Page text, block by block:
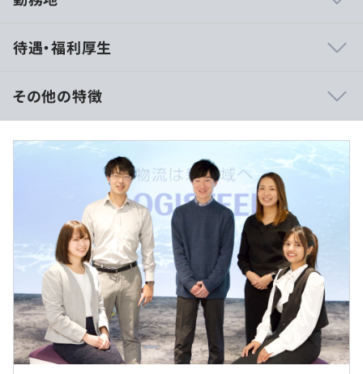
（2022年10月新設）
これまでロジスティードグループ内で試行錯誤/現場実験
を繰り返してきた最先端物流システムを、今後拡販/外部
へのシステム導入を進めいくために、新所課を設立し新し
い仲間を募集しております。
社内の選りすぐりのメンバーに加え、ロボティクス・AI・
データ分析・java開発・PM経験など様々な武器を持った
中途社員も交え、多様性のある組織風土となっておりま
社内で取り入れていない技術や知見などを外部の方々に求
め、更なる自社物流システムの改善を進め、顧客への導入
を広げていきます。
【ONEsLOGIシリーズ】
待遇・福利厚生
■賃金形態：月給制
■賃金の決定方法：当社規定により決定
■月給（基本給は下記に従う）
月給25万円～＋賞与＋時間外手当＋各種手当
※スキル・経験を考慮し、決定します。
■その他
・時間外手当（1分単位で支給）
・その他定額手当：住宅手当、家賃半額支給42,500円
（上限）
■年収例
１）年収550万円～（月給24万円＋賞与＋時間外手当＋各
その他の特徴